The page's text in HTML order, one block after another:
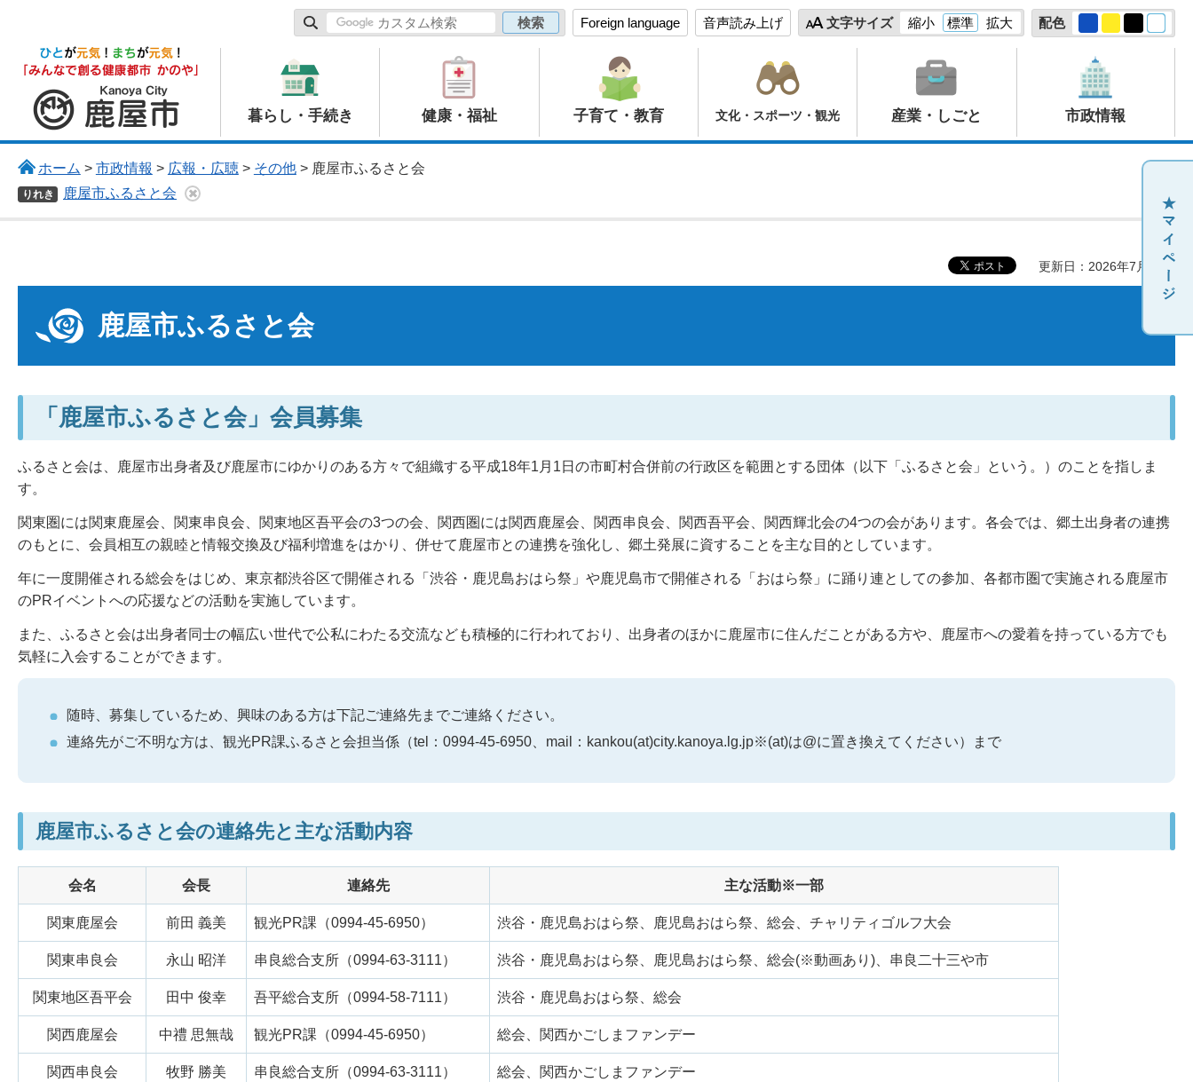
Foreign language 音声読み上げ 文字サイズ 縮小 標準 拡大 配色
鹿屋市
暮らし・手続き 健康・福祉 子育て・教育 文化・スポーツ・観光 産業・しごと 市政情報
ホーム > 市政情報 > 広報・広聴> その他> 鹿屋市ふるさと会
りれき 鹿屋市ふるさと会
更新日：2026年7月10日
鹿屋市ふるさと会
「鹿屋市ふるさと会」会員募集
ふるさと会は、鹿屋市出身者及び鹿屋市にゆかりのある方々で組織する平成18年1月1日の市町村合併前の行政区を範囲とする団体（以下「ふるさと会」という。）のことを指しま
す。
関東圏には関東鹿屋会、関東串良会、関東地区吾平会の3つの会、関西圏には関西鹿屋会、関西串良会、関西吾平会、関西輝北会の4つの会があります。各会では、郷土出身者の連携
のもとに、会員相互の親睦と情報交換及び福利増進をはかり、併せて鹿屋市との連携を強化し、郷土発展に資することを主な目的としています。
年に一度開催される総会をはじめ、東京都渋谷区で開催される「渋谷・鹿児島おはら祭」や鹿児島市で開催される「おはら祭」に踊り連としての参加、各都市圏で実施される鹿屋市
のPRイベントへの応援などの活動を実施しています。
また、ふるさと会は出身者同士の幅広い世代で公私にわたる交流なども積極的に行われており、出身者のほかに鹿屋市に住んだことがある方や、鹿屋市への愛着を持っている方でも
気軽に入会することができます。
随時、募集しているため、興味のある方は下記ご連絡先までご連絡ください。
連絡先がご不明な方は、観光PR課ふるさと会担当係（tel：0994-45-6950、mail：kankou(at)city.kanoya.lg.jp※(at)は@に置き換えてください）まで
鹿屋市ふるさと会の連絡先と主な活動内容
会名 会長 連絡先 主な活動※一部
関東鹿屋会 前田 義美 観光PR課（0994-45-6950） 渋谷・鹿児島おはら祭、鹿児島おはら祭、総会、チャリティゴルフ大会
関東串良会 永山 昭洋 串良総合支所（0994-63-3111） 渋谷・鹿児島おはら祭、鹿児島おはら祭、総会(※動画あり)、串良二十三や市
関東地区吾平会 田中 俊幸 吾平総合支所（0994-58-7111） 渋谷・鹿児島おはら祭、総会
関西鹿屋会 中禮 思無哉 観光PR課（0994-45-6950） 総会、関西かごしまファンデー
関西串良会 牧野 勝美 串良総合支所（0994-63-3111） 総会、関西かごしまファンデー